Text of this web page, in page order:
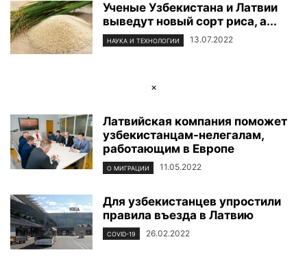
Ученые Узбекистана и Латвии
выведут новый сорт риса, а...
НАУКА И ТЕХНОЛОГИИ 13.07.2022
×
Латвийская компания поможет
узбекистанцам-нелегалам,
работающим в Европе
О МИГРАЦИИ 11.05.2022
Для узбекистанцев упростили
правила въезда в Латвию
COVID-19 26.02.2022